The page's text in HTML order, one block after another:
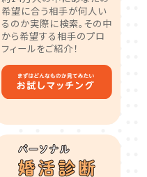
希望に合う相手が何人い
るのか実際に検索。その中
から希望する相手のプロ
フィールをご紹介！